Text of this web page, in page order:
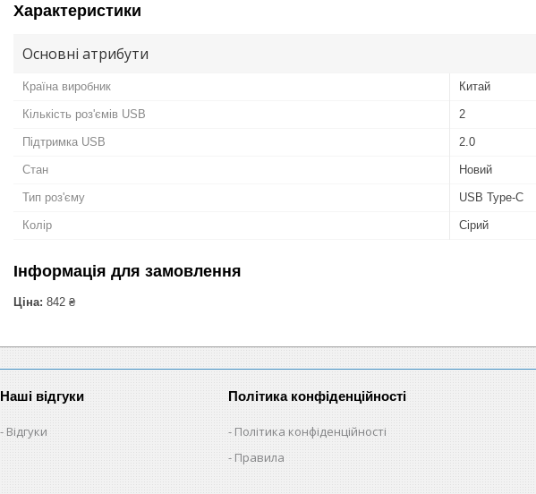
Характеристики
Основні атрибути
Країна виробник Китай
Кількість роз'ємів USB 2
Підтримка USB 2.0
Стан Новий
Тип роз'єму USB Type-C
Колір Сірий
Інформація для замовлення
Ціна: 842 ₴
Наші відгуки
Відгуки
Політика конфіденційності
Політика конфіденційності
Правила